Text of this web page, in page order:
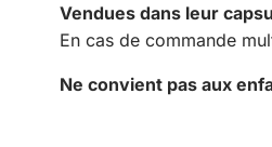
Vendues dans leur
En cas de commande
Ne convient pas aux